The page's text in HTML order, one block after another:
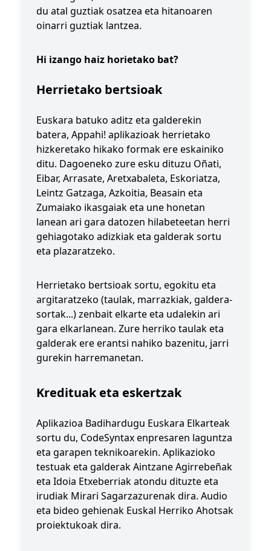
du atal guztiak osatzea eta hitanoaren
oinarri guztiak lantzea.
Hi izango haiz horietako bat?
Herrietako bertsioak
Euskara batuko aditz eta galderekin
batera, Appahi! aplikazioak herrietako
hizkeretako hikako formak ere eskainiko
ditu. Dagoeneko zure esku dituzu Oñati,
Eibar, Arrasate, Aretxabaleta, Eskoriatza,
Leintz Gatzaga, Azkoitia, Beasain eta
Zumaiako ikasgaiak eta une honetan
lanean ari gara datozen hilabeteetan herri
gehiagotako adizkiak eta galderak sortu
eta plazaratzeko.
Herrietako bertsioak sortu, egokitu eta
argitaratzeko (taulak, marrazkiak, galdera-
sortak...) zenbait elkarte eta udalekin ari
gara elkarlanean. Zure herriko taulak eta
galderak ere erantsi nahiko bazenitu, jarri
gurekin harremanetan.
Kredituak eta eskertzak
Aplikazioa Badihardugu Euskara Elkarteak
sortu du, CodeSyntaxenpresaren laguntza
eta garapen teknikoarekin. Aplikazioko
testuak eta galderak Aintzane Agirrebeñak
eta Idoia Etxeberriak atondu dituzte eta
irudiak Mirari Sagarzazurenak dira. Audio
eta bideo gehienak Euskal Herriko Ahotsak
proiektukoak dira.